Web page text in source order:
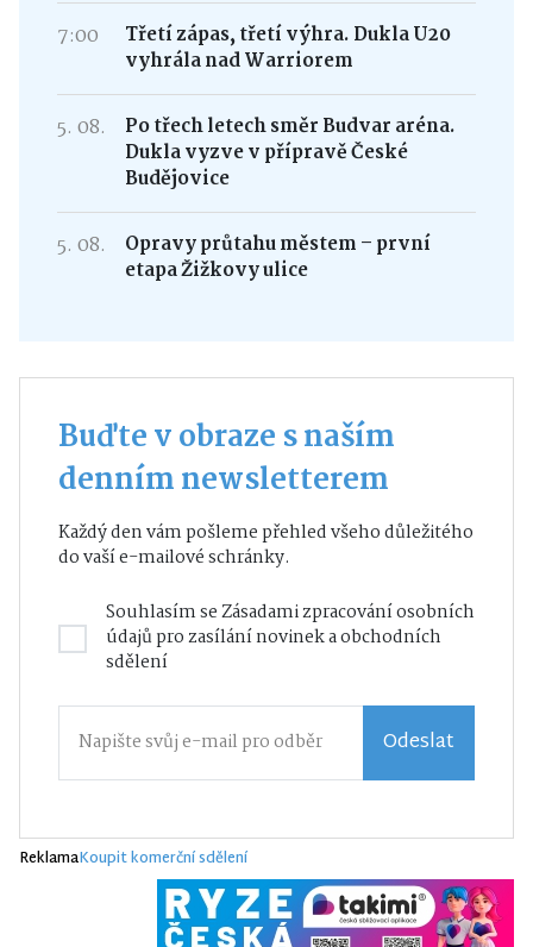
7:00
Třetí zápas, třetí výhra. Dukla U20
vyhrála nad Warriorem
5. 08.
Po třech letech směr Budvar aréna.
Dukla vyzve v přípravě České
Budějovice
5. 08.
Opravy průtahu městem – první
etapa Žižkovy ulice
Buďte v obraze s naším
denním newsletterem
Každý den vám pošleme přehled všeho důležitého
do vaší e-mailové schránky.
Souhlasím seZásadami zpracování osobních
údajůpro zasílání novinek a obchodních
sdělení
Odeslat
ReklamaKoupit komerční sdělení